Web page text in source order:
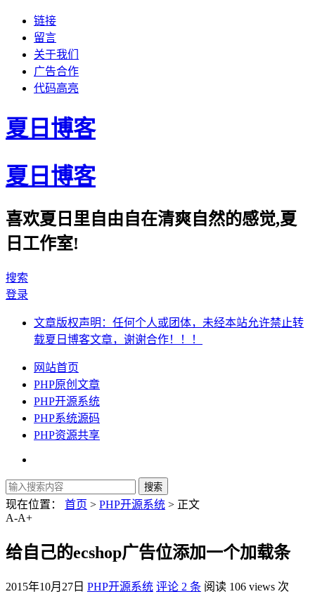
链接
留言
关于我们
广告合作
代码高亮
夏日博客
夏日博客
喜欢夏日里自由自在清爽自然的感觉,夏
日工作室!
搜索
登录
文章版权声明：任何个人或团体，未经本站允许禁止转
载夏日博客文章，谢谢合作！！！
网站首页
PHP原创文章
PHP开源系统
PHP系统源码
PHP资源共享
现在位置： 首页 > PHP开源系统 > 正文
A-A+
给自己的ecshop广告位添加一个加载条
2015年10月27日 PHP开源系统 评论 2 条 阅读 106 views 次